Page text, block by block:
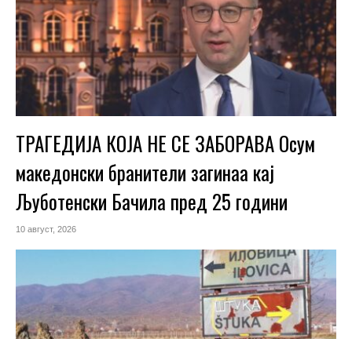
ТРАГЕДИЈА КОЈА НЕ СЕ ЗАБОРАВА Осум
македонски бранители загинаа кај
Љуботенски Бачила пред 25 години
10 август, 2026